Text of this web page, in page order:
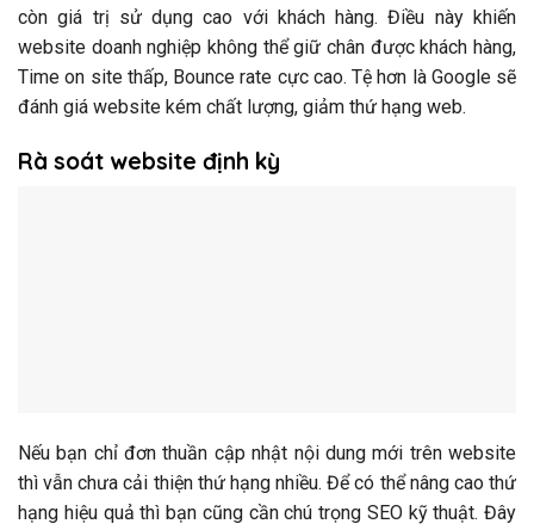
còn giá trị sử dụng cao với khách hàng. Điều này khiến
website doanh nghiệp không thể giữ chân được khách hàng,
Time on site thấp, Bounce rate cực cao. Tệ hơn là Google sẽ
đánh giá website kém chất lượng, giảm thứ hạng web.
Rà soát website định kỳ
Nếu bạn chỉ đơn thuần cập nhật nội dung mới trên website
thì vẫn chưa cải thiện thứ hạng nhiều. Để có thể nâng cao thứ
hạng hiệu quả thì bạn cũng cần chú trọng SEO kỹ thuật. Đây